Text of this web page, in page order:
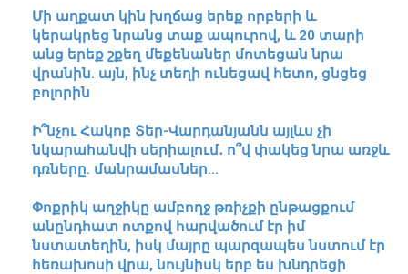
Մի աղքատ կին խղճաց երեք որբերի և
կերակրեց նրանց տաք ապուրով, և 20 տարի
անց երեք շքեղ մեքենաներ մոտեցան նրա
վրանին. այն, ինչ տեղի ունեցավ հետո, ցնցեց
բոլորին
Ի՞նչու Հակոբ Տեր-Վարդանյանն այլևս չի
նկարահանվի սերիալում․ ո՞վ փակեց նրա առջև
դռները. մանրամասներ…
Փոքրիկ աղջիկը ամբողջ թռիչքի ընթացքում
անընդհատ ոտքով հարվածում էր իմ
նստատեղին, իսկ մայրը պարզապես նստում էր
հեռախոսի վրա, նույնիսկ երբ ես խնդրեցի